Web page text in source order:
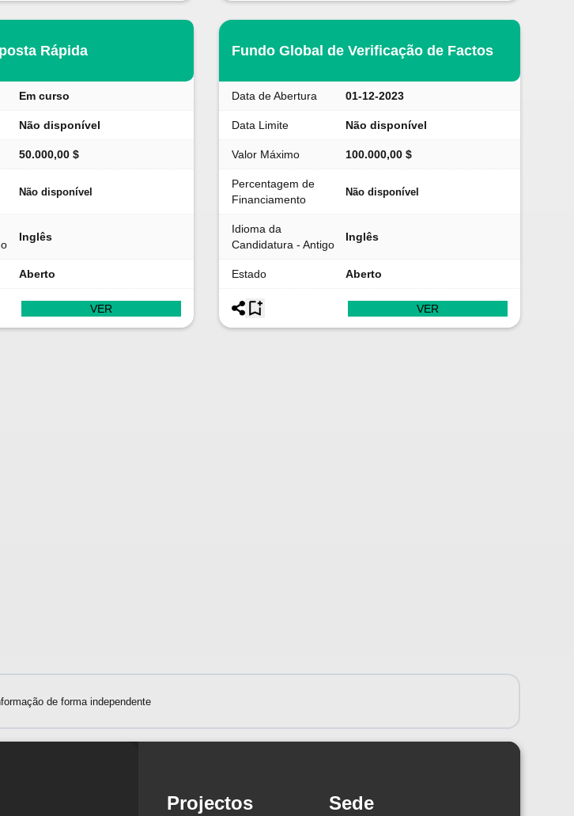
Rápida
Em curso
Não disponível
50.000,00 $
Não disponível
Inglês
Aberto
VER
Fundo Global de Verificação de Factos
Data de Abertura 01-12-2023
Data Limite Não disponível
Valor Máximo 100.000,00 $
Percentagem de
Financiamento
Não disponível
Idioma da
Candidatura - Antigo
Inglês
Estado Aberto
VER
de forma independente
Projectos Sede